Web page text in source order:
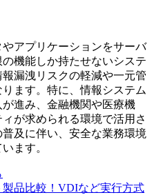
アプリケーションをサーバ
機能しか持たせないシステ
漏洩リスクの軽減や一元管
ます。特に、情報システム
進み、金融機関や医療機
が求められる環境で活用さ
及に伴い、安全な業務環境
ます。
製品比較！VDIなど実行方式